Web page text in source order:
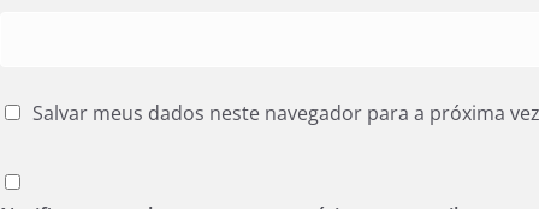
Salvar meus dados neste navegador para a próxima